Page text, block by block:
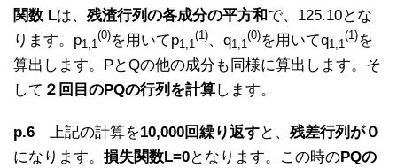
関数 Lは、 残渣行列の各成分の平方和で、125.10とな
ります。p1,1
(0)を用いてp1,1
(1)、q1,1
(0)を用いてq1,1
(1)を
算出します。PとQの他の成分も同様に算出します。そ
して ２回目のPQの行列を計算します。
p.6 上記の計算を10,000回繰り返すと、 残差行列が０
になります。 損失関数L=0となります。この時のPQの